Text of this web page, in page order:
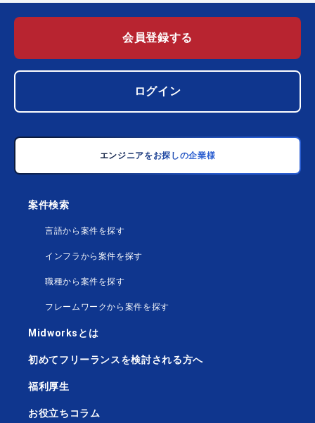
会員登録する
ログイン
エンジニアをお探しの企業様
案件検索
言語から案件を探す
インフラから案件を探す
職種から案件を探す
フレームワークから案件を探す
Midworksとは
初めてフリーランスを検討される方へ
福利厚生
お役立ちコラム